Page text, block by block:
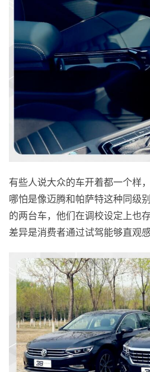
有些人说大众的车开着都一个样
哪怕是像迈腾和帕萨特这种同级
的两台车，他们在调校设定上也
差异是消费者通过试驾能够直观感